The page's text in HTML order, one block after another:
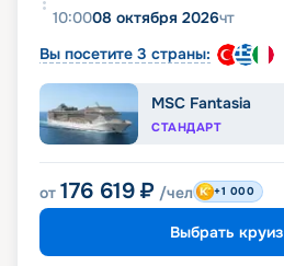
10:0008 октября 2026чт
Вы посетите 3 страны:
MSC Fantasia
СТАНДАРТ
от 176 619 ₽ /чел +1 000
Выбрать круиз